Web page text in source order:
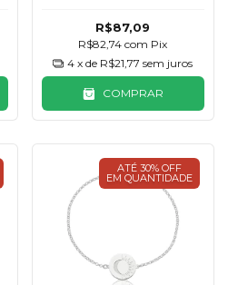
R$87,09
R$82,74com Pix
4 x de R$21,77 sem juros
COMPRAR
ATÉ 30% OFF
EM QUANTIDADE